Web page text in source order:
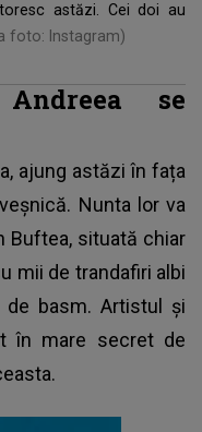
astăzi. Cei doi au
foto: Instagram)
se
ajung astăzi în fața
Nunta lor va
Buftea, situată chiar
mii de trandafiri albi
basm. Artistul și
în mare secret de